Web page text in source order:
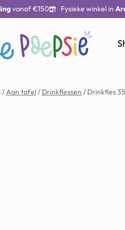
vanaf €150 Fysieke winkel in
/Aan tafel/ Drinkflessen / Drinkfles